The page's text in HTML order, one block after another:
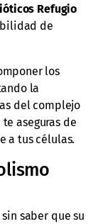
Refugio
de
los
la
del complejo
aseguras de
a tus células.
saber que su